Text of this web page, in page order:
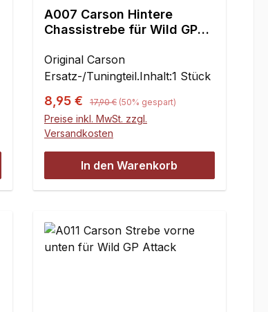
A007 Carson Hintere
Chassistrebe für Wild GP
Original Carson
Ersatz-/Tuningteil.Inhalt:1 Stück
Verkaufspreis:
8,95 € Regulärer Preis:
17,90 € (50% gespart)
Preise inkl. MwSt. zzgl.
Versandkosten
In den Warenkorb